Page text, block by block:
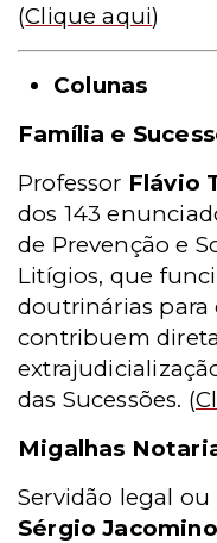
(Clique aqui)
Colunas
Família e
Professor Flávio
dos 143
de Prevenção e
Litígios, que
doutrinárias para
contribuem
das Sucessões. (
Migalhas
Servidão legal ou
Sérgio Jacomino